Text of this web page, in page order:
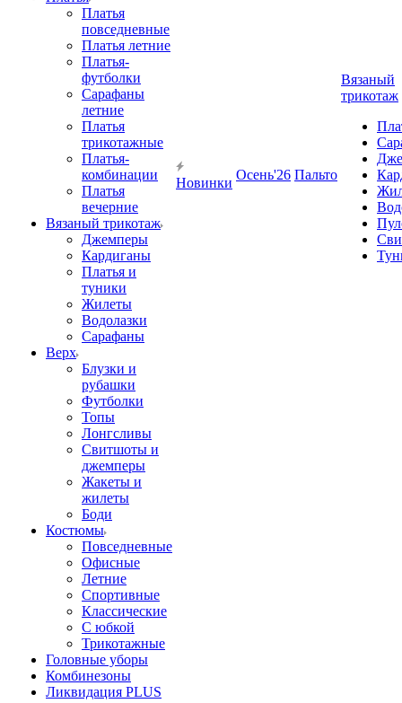
Платья
повседневные
Платья летние
Платья-
футболки
Сарафаны
летние
Платья
трикотажные
Платья-
комбинации
Платья
вечерние
Вязаный трикотаж
Джемперы
Кардиганы
Платья и
туники
Жилеты
Водолазки
Сарафаны
Верх
Блузки и
рубашки
Футболки
Топы
Лонгсливы
Свитшоты и
джемперы
Жакеты и
жилеты
Боди
Костюмы
Повседневные
Офисные
Летние
Спортивные
Классические
С юбкой
Трикотажные
Головные уборы
Комбинезоны
Ликвидация PLUS
Новинки
Осень'26 Пальто
Вязаный
трикотаж